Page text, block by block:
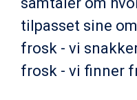
tilpasset sine
frosk - vi
frosk - vi finner